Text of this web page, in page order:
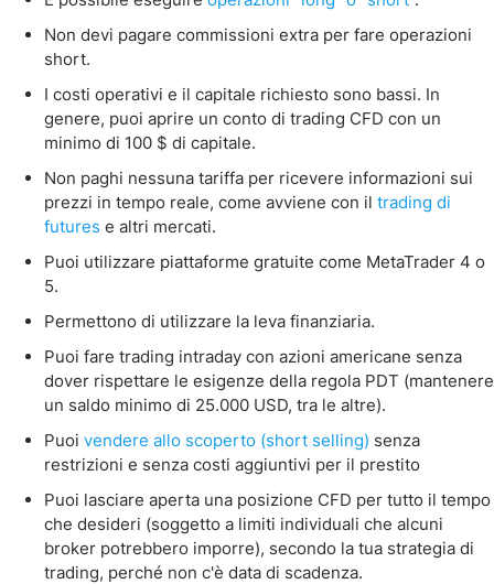
Non devi pagare commissioni extra per fare operazioni
short.
I costi operativi e il capitale richiesto sono bassi. In
genere, puoi aprire un conto di trading CFD con un
minimo di 100 $ di capitale.
Non paghi nessuna tariffa per ricevere informazioni sui
prezzi in tempo reale, come avviene con il trading di
futures e altri mercati.
Puoi utilizzare piattaforme gratuite come MetaTrader 4 o
5.
Permettono di utilizzare la leva finanziaria.
Puoi fare trading intraday con azioni americane senza
dover rispettare le esigenze della regola PDT (mantenere
un saldo minimo di 25.000 USD, tra le altre).
Puoi vendere allo scoperto (short selling) senza
restrizioni e senza costi aggiuntivi per il prestito
Puoi lasciare aperta una posizione CFD per tutto il tempo
che desideri (soggetto a limiti individuali che alcuni
broker potrebbero imporre), secondo la tua strategia di
trading, perché non c'è data di scadenza.